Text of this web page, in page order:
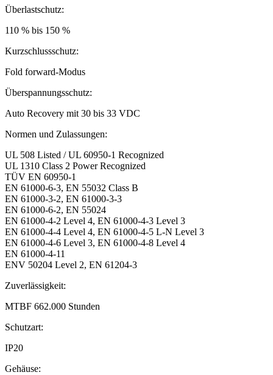
Überlastschutz:
110 % bis 150 %
Kurzschlussschutz:
Fold forward-Modus
Überspannungsschutz:
Auto Recovery mit 30 bis 33 VDC
Normen und Zulassungen:
UL 508 Listed / UL 60950-1 Recognized
UL 1310 Class 2 Power Recognized
TÜV EN 60950-1
EN 61000-6-3, EN 55032 Class B
EN 61000-3-2, EN 61000-3-3
EN 61000-6-2, EN 55024
EN 61000-4-2 Level 4, EN 61000-4-3 Level 3
EN 61000-4-4 Level 4, EN 61000-4-5 L-N Level 3
EN 61000-4-6 Level 3, EN 61000-4-8 Level 4
EN 61000-4-11
ENV 50204 Level 2, EN 61204-3
Zuverlässigkeit:
MTBF 662.000 Stunden
Schutzart:
IP20
Gehäuse: